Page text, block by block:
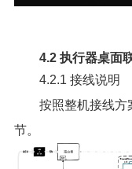
4.2 执行器桌面
4.2.1 接线说明
按照整机接线方
节。